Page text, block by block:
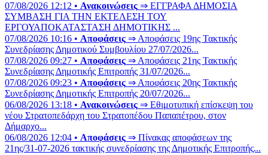
07/08/2026 12:12 • Ανακοινώσεις ⇒ ΕΓΓΡΑΦΑ ΔΗΜΟΣΙΑ
ΣΥΜΒΑΣΗ ΓΙΑ ΤΗΝ ΕΚΤΕΛΕΣΗ ΤΟΥ
ΕΡΓΟΥΑΠΟΚΑΤΑΣΤΑΣΗ ΔΗΜΟΤΙΚΗΣ ...
07/08/2026 10:16 • Αποφάσεις ⇒ Αποφάσεις 19ης Τακτικής
Συνεδρίασης Δημοτικού Συμβουλίου 27/07/2026...
07/08/2026 09:27 • Αποφάσεις ⇒ Αποφάσεις 21ης Τακτικής
Συνεδρίασης Δημοτικής Επιτροπής 31/07/2026...
07/08/2026 09:23 • Αποφάσεις ⇒ Αποφάσεις 20ης Τακτικής
Συνεδρίασης Δημοτικής Επιτροπής 20/07/2026...
06/08/2026 13:18 • Ανακοινώσεις ⇒ Εθιμοτυπική επίσκεψη του
νέου Στρατοπεδάρχη του Στρατοπέδου Παπαπέτρου, στον
Δήμαρχο...
06/08/2026 12:04 • Αποφάσεις ⇒ Πίνακας αποφάσεων της
21ης/31-07-2026 τακτικής συνεδρίασης της Δημοτικής Επιτροπής...